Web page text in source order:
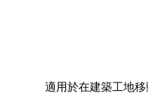
適用於在建築工地